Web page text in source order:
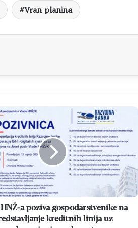
Vran planina
a poziva gospodarstvenike na
kreditnih linija uz